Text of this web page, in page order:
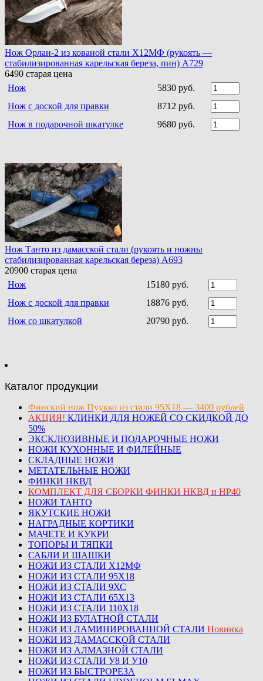
Нож Орлан-2 из кованой стали Х12МФ (рукоять —
стабилизированная карельская береза, пин) A729
6490 старая цена
Нож
5830 руб.
Нож с доской для правки
8712 руб.
Нож в подарочной шкатулке
9680 руб.
Нож Танто из дамасской стали (рукоять и ножны
стабилизированная карельская береза) A693
20900 старая цена
Нож
15180 руб.
Нож с доской для правки
18876 руб.
Нож со шкатулкой
20790 руб.
Каталог продукции
Финский нож Пуукко из стали 95Х18 — 3400 рублей
АКЦИЯ! КЛИНКИ ДЛЯ НОЖЕЙ СО СКИДКОЙ ДО
50%
ЭКСКЛЮЗИВНЫЕ И ПОДАРОЧНЫЕ НОЖИ
НОЖИ КУХОННЫЕ И ФИЛЕЙНЫЕ
СКЛАДНЫЕ НОЖИ
МЕТАТЕЛЬНЫЕ НОЖИ
ФИНКИ НКВД
КОМПЛЕКТ ДЛЯ СБОРКИ ФИНКИ НКВД и НР40
НОЖИ ТАНТО
ЯКУТСКИЕ НОЖИ
НАГРАДНЫЕ КОРТИКИ
МАЧЕТЕ И КУКРИ
ТОПОРЫ И ТЯПКИ
САБЛИ И ШАШКИ
НОЖИ ИЗ СТАЛИ Х12МФ
НОЖИ ИЗ СТАЛИ 95Х18
НОЖИ ИЗ СТАЛИ 9ХС
НОЖИ ИЗ СТАЛИ 65Х13
НОЖИ ИЗ СТАЛИ 110Х18
НОЖИ ИЗ БУЛАТНОЙ СТАЛИ
НОЖИ ИЗ ЛАМИНИРОВАННОЙ СТАЛИ Новинка
НОЖИ ИЗ ДАМАССКОЙ СТАЛИ
НОЖИ ИЗ АЛМАЗНОЙ СТАЛИ
НОЖИ ИЗ СТАЛИ У8 И У10
НОЖИ ИЗ БЫСТРОРЕЗА